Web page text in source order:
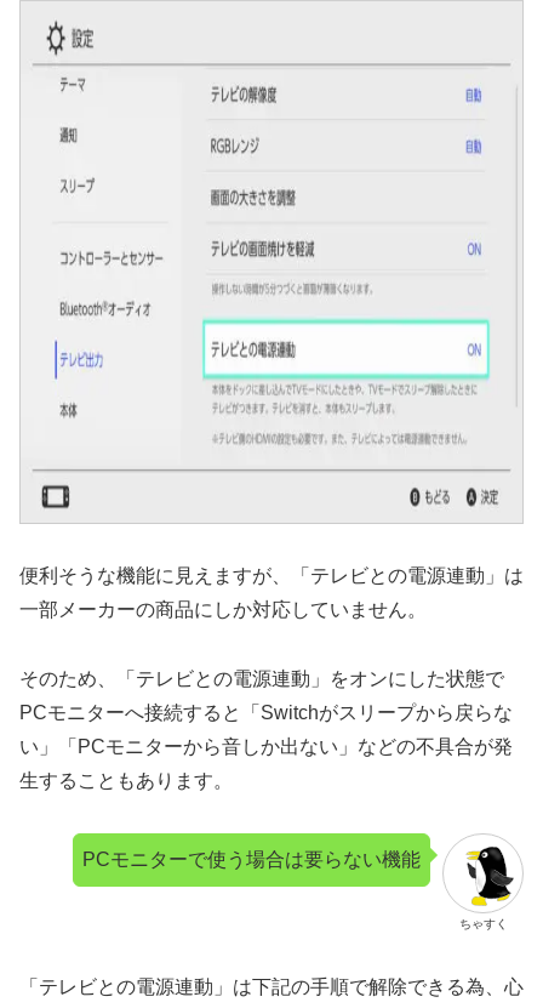
便利そうな機能に見えますが、「テレビとの電源連動」は
一部メーカーの商品にしか対応していません。
そのため、「テレビとの電源連動」をオンにした状態で
PCモニターへ接続すると「Switchがスリープから戻らな
い」「PCモニターから音しか出ない」などの不具合が発
生することもあります。
ちゃすく
PCモニターで使う場合は要らない機能
「テレビとの電源連動」は下記の手順で解除できる為、心